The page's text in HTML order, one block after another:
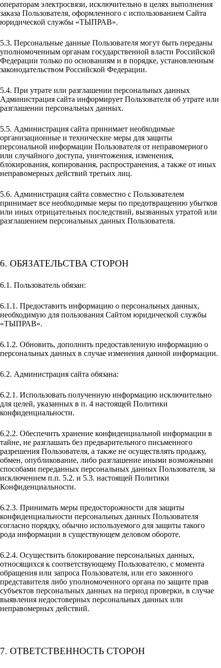
операторам электросвязи, исключительно в целях выполнения
заказа Пользователя, оформленного с использованием Сайта
юридической службы «ТЫПРАВ».
5.3. Персональные данные Пользователя могут быть переданы
уполномоченным органам государственной власти Российской
Федерации только по основаниям и в порядке, установленным
законодательством Российской Федерации.
5.4. При утрате или разглашении персональных данных
Администрация сайта информирует Пользователя об утрате или
разглашении персональных данных.
5.5. Администрация сайта принимает необходимые
организационные и технические меры для защиты
персональной информации Пользователя от неправомерного
или случайного доступа, уничтожения, изменения,
блокирования, копирования, распространения, а также от иных
неправомерных действий третьих лиц.
5.6. Администрация сайта совместно с Пользователем
принимает все необходимые меры по предотвращению убытков
или иных отрицательных последствий, вызванных утратой или
разглашением персональных данных Пользователя.
6. ОБЯЗАТЕЛЬСТВА СТОРОН
6.1. Пользователь обязан:
6.1.1. Предоставить информацию о персональных данных,
необходимую для пользования Сайтом юридической службы
«ТЫПРАВ».
6.1.2. Обновить, дополнить предоставленную информацию о
персональных данных в случае изменения данной информации.
6.2. Администрация сайта обязана:
6.2.1. Использовать полученную информацию исключительно
для целей, указанных в п. 4 настоящей Политики
конфиденциальности.
6.2.2. Обеспечить хранение конфиденциальной информации в
тайне, не разглашать без предварительного письменного
разрешения Пользователя, а также не осуществлять продажу,
обмен, опубликование, либо разглашение иными возможными
способами переданных персональных данных Пользователя, за
исключением п.п. 5.2. и 5.3. настоящей Политики
Конфиденциальности.
6.2.3. Принимать меры предосторожности для защиты
конфиденциальности персональных данных Пользователя
согласно порядку, обычно используемого для защиты такого
рода информации в существующем деловом обороте.
6.2.4. Осуществить блокирование персональных данных,
относящихся к соответствующему Пользователю, с момента
обращения или запроса Пользователя, или его законного
представителя либо уполномоченного органа по защите прав
субъектов персональных данных на период проверки, в случае
выявления недостоверных персональных данных или
неправомерных действий.
7. ОТВЕТСТВЕННОСТЬ СТОРОН